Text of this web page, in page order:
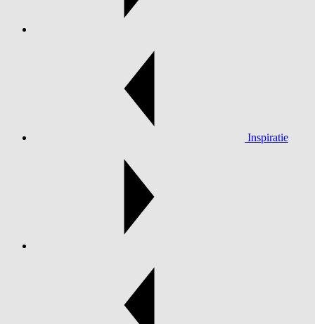
Inspiratie